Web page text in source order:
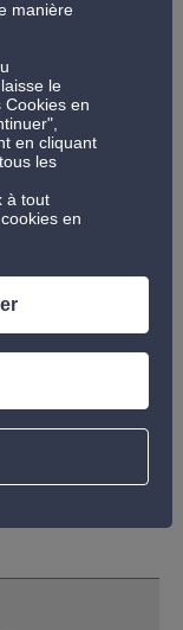
enfants!!!
animés.
fan en ce
!
by Amaury,
#VOITURE
manière
le
Cookies en
en cliquant
les
à tout
en